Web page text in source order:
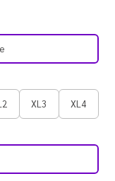
XL3 XL4